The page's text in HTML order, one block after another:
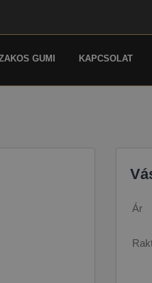
GUMI KAPCSOLAT
Ár